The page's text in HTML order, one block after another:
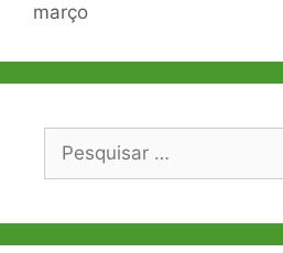
março
Pesquisar